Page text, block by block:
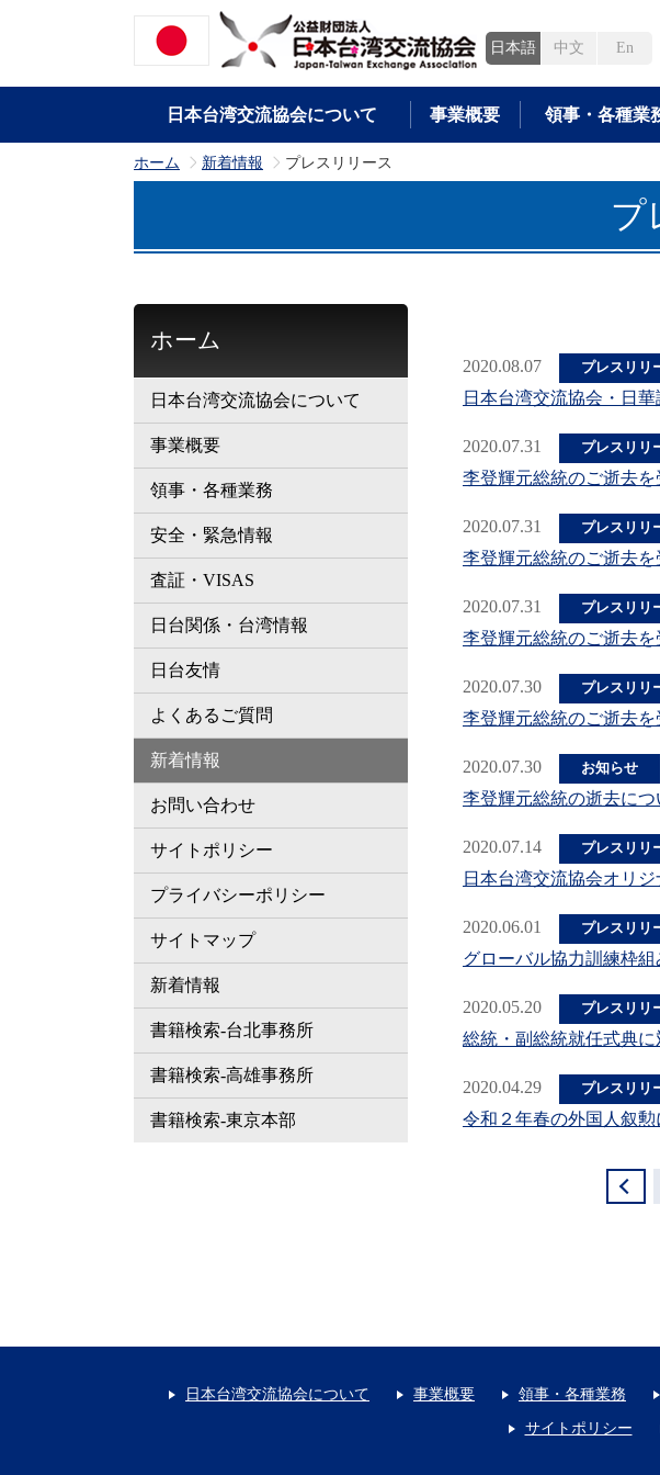
日本語 中文 En
日本台湾交流協会について 事業概要 領事・各種業
ホーム >
新着情報 >
プレスリリース
プ
2020.08.07 プレスリリ
日本台湾交流協会・日
2020.07.31 プレスリリ
李登輝元総統のご逝去を
2020.07.31 プレスリリ
李登輝元総統のご逝去を
2020.07.31 プレスリリ
李登輝元総統のご逝去を
2020.07.30 プレスリリ
李登輝元総統のご逝去を
2020.07.30 お知らせ
李登輝元総統の逝去につ
2020.07.14 プレスリリ
日本台湾交流協会オリ
2020.06.01 プレスリリ
グローバル協力訓練枠
2020.05.20 プレスリリ
総統・副総統就任式典
2020.04.29 プレスリリ
令和２年春の外国人叙
ホーム
日本台湾交流協会について
事業概要
領事・各種業務
安全・緊急情報
査証・VISAS
日台関係・台湾情報
日台友情
よくあるご質問
新着情報
お問い合わせ
サイトポリシー
プライバシーポリシー
サイトマップ
新着情報
書籍検索-台北事務所
書籍検索-高雄事務所
書籍検索-東京本部
日本台湾交流協会について 事業概要 領事・各種業務
サイトポリシー